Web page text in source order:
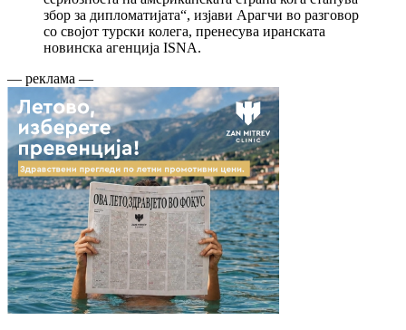
збор за дипломатијата“, изјави Арагчи во разговор
со својот турски колега, пренесува иранската
новинска агенција ISNA.
— реклама —